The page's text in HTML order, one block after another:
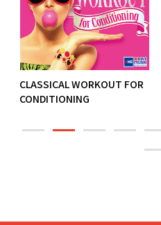
CLASSICAL WORKOUT FOR
CONDITIONING